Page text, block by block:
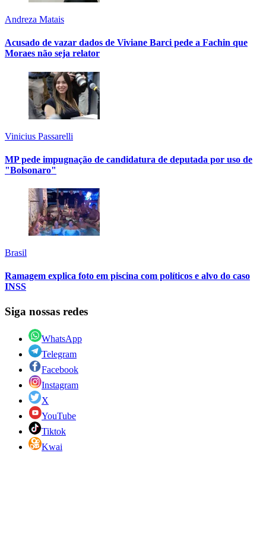
Andreza Matais
Acusado de vazar dados de Viviane Barci pede a Fachin que
Moraes não seja relator
Vinicius Passarelli
MP pede impugnação de candidatura de deputada por uso de
"Bolsonaro"
Brasil
Ramagem explica foto em piscina com políticos e alvo do caso
INSS
Siga nossas redes
WhatsApp
Telegram
Facebook
Instagram
X
YouTube
Tiktok
Kwai